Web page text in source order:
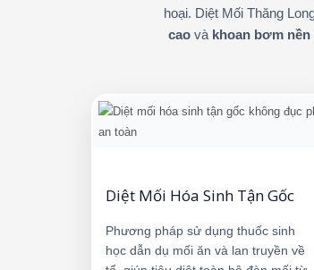
hoại. Diệt Mối Thăng
cao và khoan bơm nền
Diệt Mối Hóa Sinh Tận Gốc
Phương pháp sử dụng thuốc sinh
học dẫn dụ mối ăn và lan truyền về